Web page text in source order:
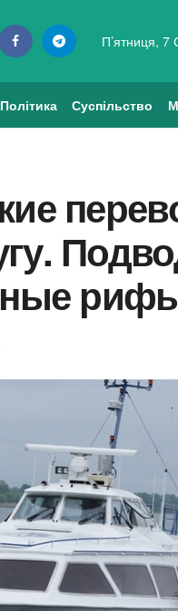
П’ятниця, 7
Політика Суспільство